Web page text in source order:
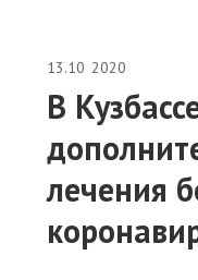
13.10 2020
В
лечения